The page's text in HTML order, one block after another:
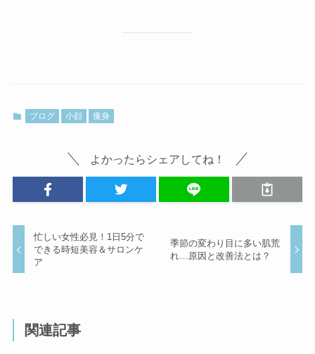
ブログ 小顔 痩身
よかったらシェアしてね！
忙しい女性必見！1日5分で
できる時短美容＆サロンケ
ア
季節の変わり目に多い肌荒
れ…原因と改善法とは？
関連記事